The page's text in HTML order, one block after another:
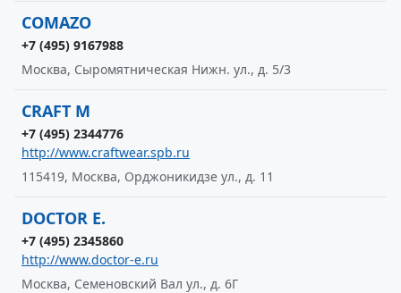
COMAZO
+7 (495) 9167988
Москва, Сыромятническая Нижн. ул., д. 5/3
CRAFT M
+7 (495) 2344776
http://www.craftwear.spb.ru
115419, Москва, Орджоникидзе ул., д. 11
DOCTOR E.
+7 (495) 2345860
http://www.doctor-e.ru
Москва, Семеновский Вал ул., д. 6Г